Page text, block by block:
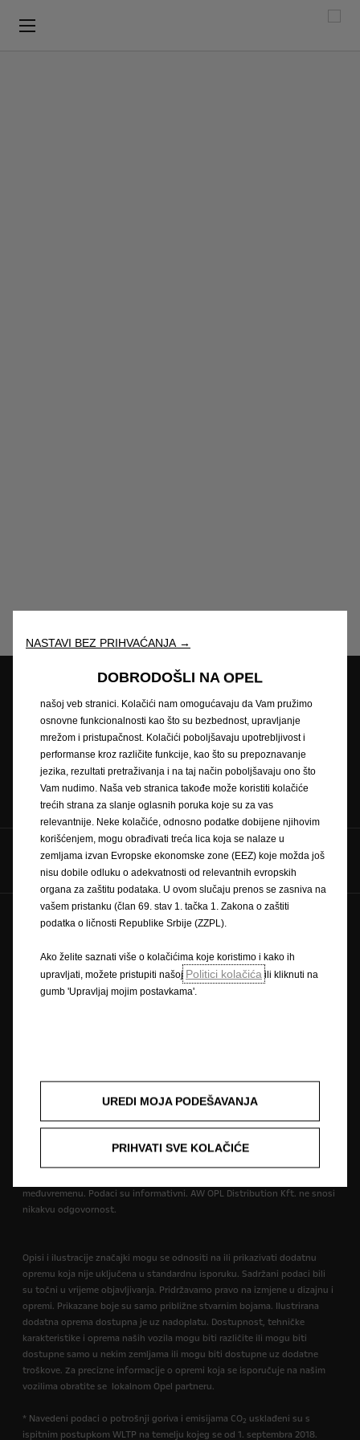
Zatražite ponudu Zatražite testnu
vožnju
Naručivanje na
servis
Newsletter Cjenici
Pratite nas na
Zaštitni znak i autorska prava
Impressum
Novi podaci o potrošnji goriva
Pravna obavijest
Recikliranje
Opel u svijetu
Izjave o sukladnosti
Kontaktirajte nas
Slika može prikazivati dodatnu opremu.
1,95583 KM za 1 EUR prema tečajnoj listi objavljenoj na dan 15.8.2008.
Cjenik je informativan. Konačna cijena se obračunava prema prodajnom
međuvremenu. Podaci su informativni. AW OPL Distribution Kft. ne snosi
nikakvu odgovornost.
Opisi i ilustracije značajki mogu se odnositi na ili prikazivati dodatnu
opremu koja nije uključena u standardnu isporuku. Sadržani podaci bili
su točni u vrijeme objavljivanja. Pridržavamo pravo na izmjene u dizajnu i
opremi. Prikazane boje su samo približne stvarnim bojama. Ilustrirana
dodatna oprema dostupna je uz nadoplatu. Dostupnost, tehničke
karakteristike i oprema naših vozila mogu biti različite ili mogu biti
dostupne samo u nekim zemljama ili mogu biti dostupne uz dodatne
troškove. Za precizne informacije o opremi koja se isporučuje na našim
vozilima obratite se lokalnom Opel partneru.
* Navedeni podaci o potrošnji goriva i emisijama CO2 usklađeni su s
ispitnim postupkom WLTP na temelju kojeg se od 1. septembra 2018.
NASTAVI BEZ PRIHVAĆANJA →
DOBRODOŠLI NA OPEL
našoj veb stranici. Kolačići nam omogućavaju da Vam pružimo
osnovne funkcionalnosti kao što su bezbednost, upravljanje
mrežom i pristupačnost. Kolačići poboljšavaju upotrebljivost i
performanse kroz različite funkcije, kao što su prepoznavanje
jezika, rezultati pretraživanja i na taj način poboljšavaju ono što
Vam nudimo. Naša veb stranica takođe može koristiti kolačiće
trećih strana za slanje oglasnih poruka koje su za vas
relevantnije. Neke kolačiće, odnosno podatke dobijene njihovim
korišćenjem, mogu obrađivati treća lica koja se nalaze u
zemljama izvan Evropske ekonomske zone (EEZ) koje možda još
nisu dobile odluku o adekvatnosti od relevantnih evropskih
organa za zaštitu podataka. U ovom slučaju prenos se zasniva na
vašem pristanku (član 69. stav 1. tačka 1. Zakona o zaštiti
podatka o ličnosti Republike Srbije (ZZPL).
Ako želite saznati više o kolačićima koje koristimo i kako ih
upravljati, možete pristupiti našoj Politici kolačića ili kliknuti na
gumb 'Upravljaj mojim postavkama'.
UREDI MOJA PODEŠAVANJA
PRIHVATI SVE KOLAČIĆE